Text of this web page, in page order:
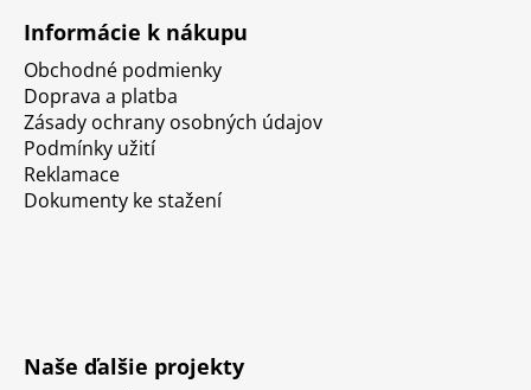
Informácie k nákupu
Obchodné podmienky
Doprava a platba
Zásady ochrany osobných údajov
Podmínky užití
Reklamace
Dokumenty ke stažení
Naše ďalšie projekty